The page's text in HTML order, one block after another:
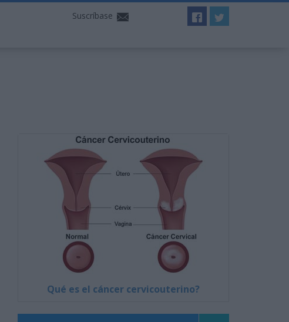
Suscríbase
Qué es el cáncer cervicouterino?